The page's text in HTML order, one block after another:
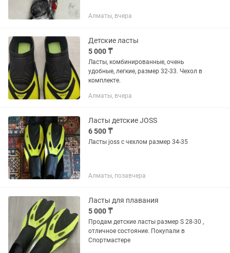
Алматы, вчера
Детские ласты
5 000 ₸
Ласты, комбинированные, очень
удобные, легкие, размер 32-33. Чехол в
комплекте.
Алматы, вчера
Ласты детские JOSS
6 500 ₸
Ласты joss с чехлом размер 34-35
Алматы, позавчера
Ласты для плавания
5 000 ₸
Продам детские ласты размер S 28-30 ,
отличное состояние. Покупали в
Спортмастере